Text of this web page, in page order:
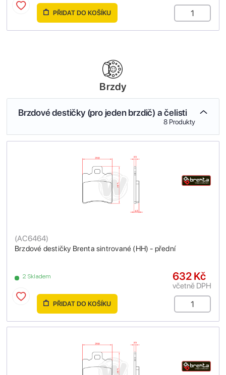
PŘIDAT DO KOŠÍKU
Brzdy
Brzdové destičky (pro jeden brzdič) a čelisti
8 Produkty
Brzdové destičky Brenta sintrované (HH) - přední
(AC6464)
2 Skladem 632 Kč
včetně DPH
PŘIDAT DO KOŠÍKU